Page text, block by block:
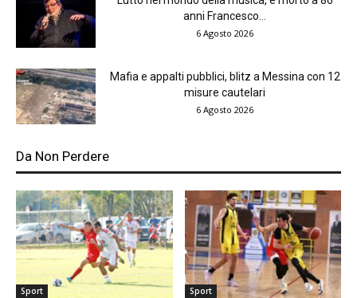
anni Francesco...
6 Agosto 2026
Mafia e appalti pubblici, blitz a Messina con 12
misure cautelari
6 Agosto 2026
Da Non Perdere
Sport Sport